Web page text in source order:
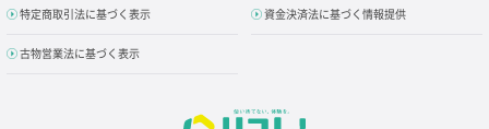
特定商取引法に基づく表示 資金決済法に基づく情報提供
古物営業法に基づく表示